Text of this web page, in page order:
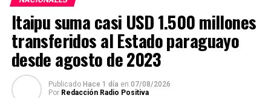
Itaipu suma casi USD 1.500 millones
transferidos al Estado paraguayo
desde agosto de 2023
Publicado Hace 1 día en 07/08/2026
Por Redacción Radio Positiva